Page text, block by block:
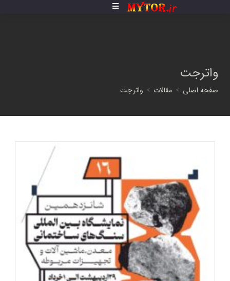
واترجت
صفحه اصلی > مقالات > واترجت